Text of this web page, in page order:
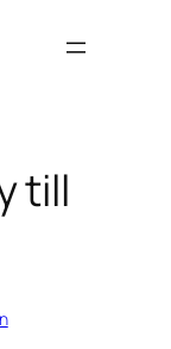
till